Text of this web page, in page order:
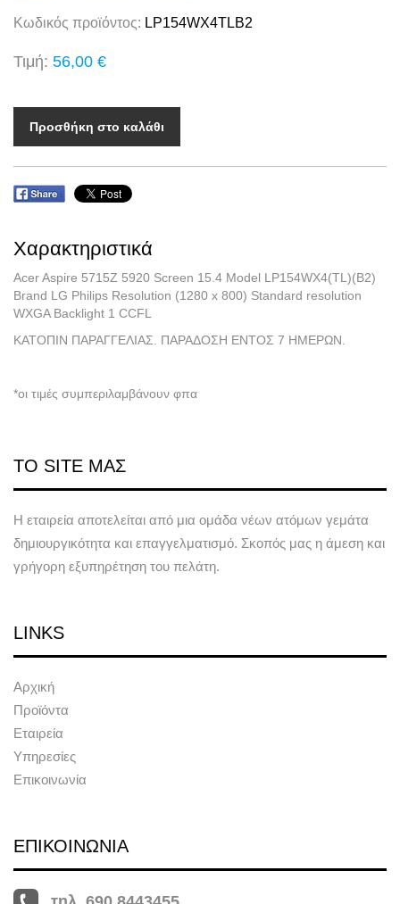
Κωδικός προϊόντος: LP154WX4TLB2
Τιμή: 56,00 €
Προσθήκη στο καλάθι
Χαρακτηριστικά
Acer Aspire 5715Z 5920 Screen 15.4 Model LP154WX4(TL)(B2)
Brand LG Philips Resolution (1280 x 800) Standard resolution
WXGA Backlight 1 CCFL
ΚΑΤΟΠΙΝ ΠΑΡΑΓΓΕΛΙΑΣ. ΠΑΡΑΔΟΣΗ ΕΝΤΟΣ 7 ΗΜΕΡΩΝ.
*οι τιμές συμπεριλαμβάνουν φπα
ΤΟ SITE ΜΑΣ
Η εταιρεία αποτελείται από μια ομάδα νέων ατόμων γεμάτα
δημιουργικότητα και επαγγελματισμό. Σκοπός μας η άμεση και
γρήγορη εξυπηρέτηση του πελάτη.
LINKS
Αρχική
Προϊόντα
Εταιρεία
Υπηρεσίες
Επικοινωνία
ΕΠΙΚΟΙΝΩΝΙΑ